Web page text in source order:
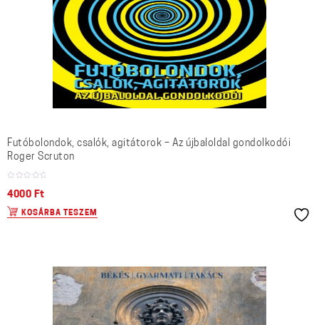
Futóbolondok, csalók, agitátorok – Az újbaloldal gondolkodói
Roger Scruton
4000 Ft
KOSÁRBA TESZEM